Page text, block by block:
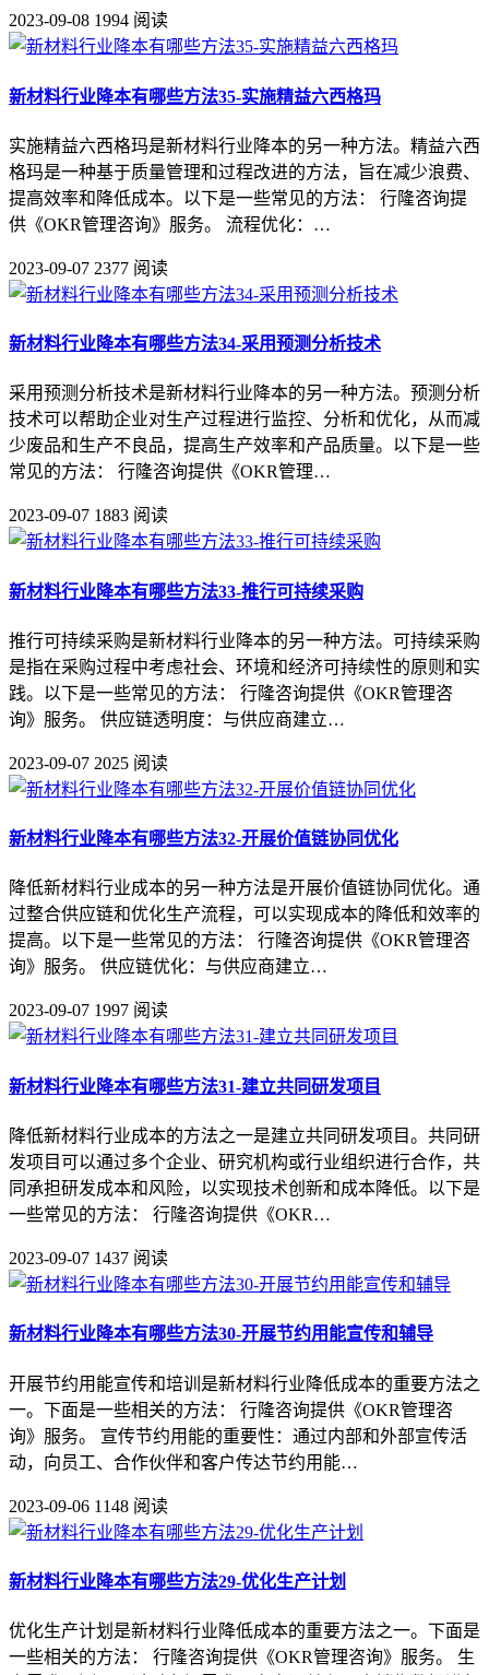
2023-09-08 1994 阅读
新材料行业降本有哪些方法35-实施精益六西格玛
实施精益六西格玛是新材料行业降本的另一种方法。精益六西
格玛是一种基于质量管理和过程改进的方法，旨在减少浪费、
提高效率和降低成本。以下是一些常见的方法： 行隆咨询提
供《OKR管理咨询》服务。 流程优化：…
2023-09-07 2377 阅读
新材料行业降本有哪些方法34-采用预测分析技术
采用预测分析技术是新材料行业降本的另一种方法。预测分析
技术可以帮助企业对生产过程进行监控、分析和优化，从而减
少废品和生产不良品，提高生产效率和产品质量。以下是一些
常见的方法： 行隆咨询提供《OKR管理…
2023-09-07 1883 阅读
新材料行业降本有哪些方法33-推行可持续采购
推行可持续采购是新材料行业降本的另一种方法。可持续采购
是指在采购过程中考虑社会、环境和经济可持续性的原则和实
践。以下是一些常见的方法： 行隆咨询提供《OKR管理咨
询》服务。 供应链透明度：与供应商建立…
2023-09-07 2025 阅读
新材料行业降本有哪些方法32-开展价值链协同优化
降低新材料行业成本的另一种方法是开展价值链协同优化。通
过整合供应链和优化生产流程，可以实现成本的降低和效率的
提高。以下是一些常见的方法： 行隆咨询提供《OKR管理咨
询》服务。 供应链优化：与供应商建立…
2023-09-07 1997 阅读
新材料行业降本有哪些方法31-建立共同研发项目
降低新材料行业成本的方法之一是建立共同研发项目。共同研
发项目可以通过多个企业、研究机构或行业组织进行合作，共
同承担研发成本和风险，以实现技术创新和成本降低。以下是
一些常见的方法： 行隆咨询提供《OKR…
2023-09-07 1437 阅读
新材料行业降本有哪些方法30-开展节约用能宣传和辅导
开展节约用能宣传和培训是新材料行业降低成本的重要方法之
一。下面是一些相关的方法： 行隆咨询提供《OKR管理咨
询》服务。 宣传节约用能的重要性：通过内部和外部宣传活
动，向员工、合作伙伴和客户传达节约用能…
2023-09-06 1148 阅读
新材料行业降本有哪些方法29-优化生产计划
优化生产计划是新材料行业降低成本的重要方法之一。下面是
一些相关的方法： 行隆咨询提供《OKR管理咨询》服务。 生